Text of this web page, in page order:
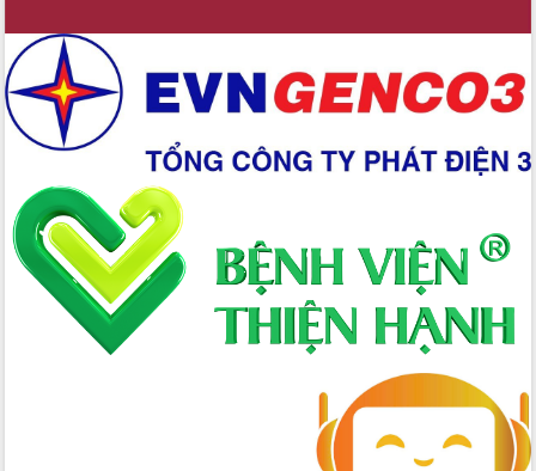
Đánh giá, rút kinh nghiệm công tác tổ
chức diễn tập trước ngày bầu cử
Chương trình “Gặp gỡ hữu nghị –
Friendship Meeting New Year 2026”
Bầu cử Quốc hội và HĐND: Cử tri Đắk
Lắk gửi gắm niềm tin, kỳ vọng vào lá
phiếu
Đắk Lắk sẵn sàng các điều kiện cho
Ngày hội bầu cử đại biểu Quốc hội
khóa XVI và HĐND các cấp nhiệm kỳ
2026-2031
Đảm bảo cuộc bầu cử đại biểu Quốc
hội và đại biểu HĐND các cấp diễn ra